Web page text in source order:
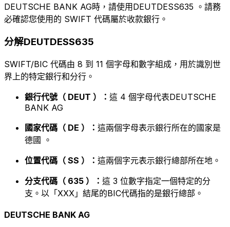
DEUTSCHE BANK AG時，請使用DEUTDESS635 。請務
必確認您使用的 SWIFT 代碼屬於收款銀行。
分解DEUTDESS635
SWIFT/BIC 代碼由 8 到 11 個字母和數字組成，用於識別世
界上的特定銀行和分行。
銀行代號（ DEUT ）： 這 4 個字母代表DEUTSCHE
BANK AG
國家代碼（ DE ）： 這兩個字母表示銀行所在的國家是
德國 。
位置代碼（ SS ）： 這兩個字元表示銀行總部所在地。
分支代碼（ 635 ）： 這 3 位數字指定一個特定的分
支。以「XXX」結尾的BIC代碼指的是銀行總部。
DEUTSCHE BANK AG